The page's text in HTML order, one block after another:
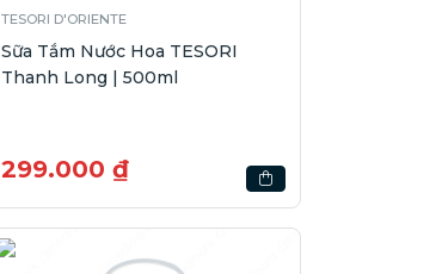
TESORI D'ORIENTE
Sữa Tắm Nước Hoa TESORI
Thanh Long | 500ml
299.000 ₫